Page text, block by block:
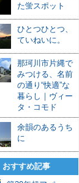
た蛍スポット
ひとつひとつ、
ていねいに。
那珂川市片縄で
みつける、名前
の通り“快適”な
暮らし｜ヴィー
タ・コモド
余韻のあるうち
に
おすすめ記事